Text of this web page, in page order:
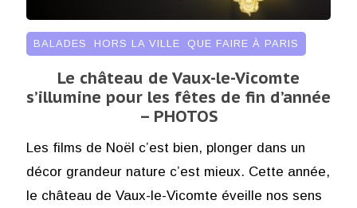
BALADES HORS LA VILLE QUE FAIRE À PARIS
Le château de Vaux-le-Vicomte
s’illumine pour les fêtes de fin d’année
– PHOTOS
Les films de Noël c’est bien, plonger dans un
décor grandeur nature c’est mieux. Cette année,
le château de Vaux-le-Vicomte éveille nos sens